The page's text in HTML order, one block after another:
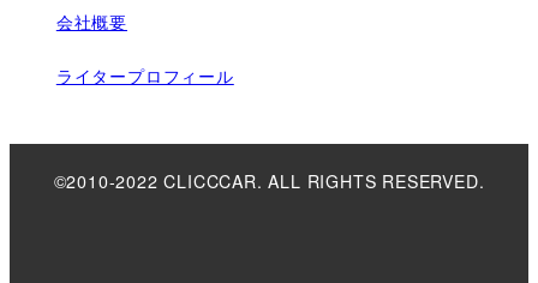
会社概要
ライタープロフィール
©2010-2022 CLICCCAR. ALL RIGHTS RESERVED.